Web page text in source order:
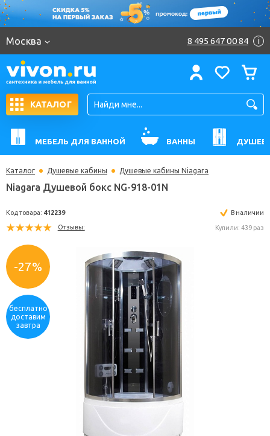
Москва 8 495 647 00 84 i
КАТАЛОГ
МЕБЕЛЬ ДЛЯ ВАННОЙ ВАННЫ
Каталог Душевые кабины Душевые кабины Niagara
-27%
бесплатно
доставим
завтра
Niagara Душевой бокс NG-918-01N